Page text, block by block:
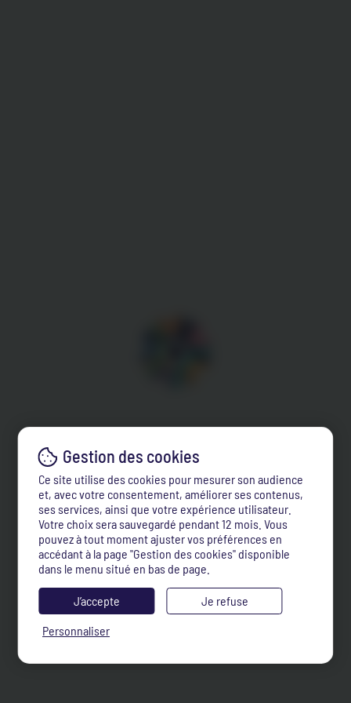
Ce site utilise des cookies pour mesurer son audience
et, avec votre consentement, améliorer ses contenus,
ses services, ainsi que votre expérience utilisateur.
Votre choix sera sauvegardé pendant 12 mois. Vous
pouvez à tout moment ajuster vos préférences en
accédant à la page "Gestion des cookies" disponible
dans le menu situé en bas de page.
J’accepte
Je refuse
Personnaliser